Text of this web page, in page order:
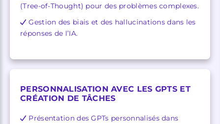
(Tree-of-Thought) pour des problèmes complexes.
Gestion des biais et des hallucinations dans les
réponses de l’IA.
PERSONNALISATION AVEC LES GPTS ET
CRÉATION DE TÂCHES
Présentation des GPTs personnalisés dans